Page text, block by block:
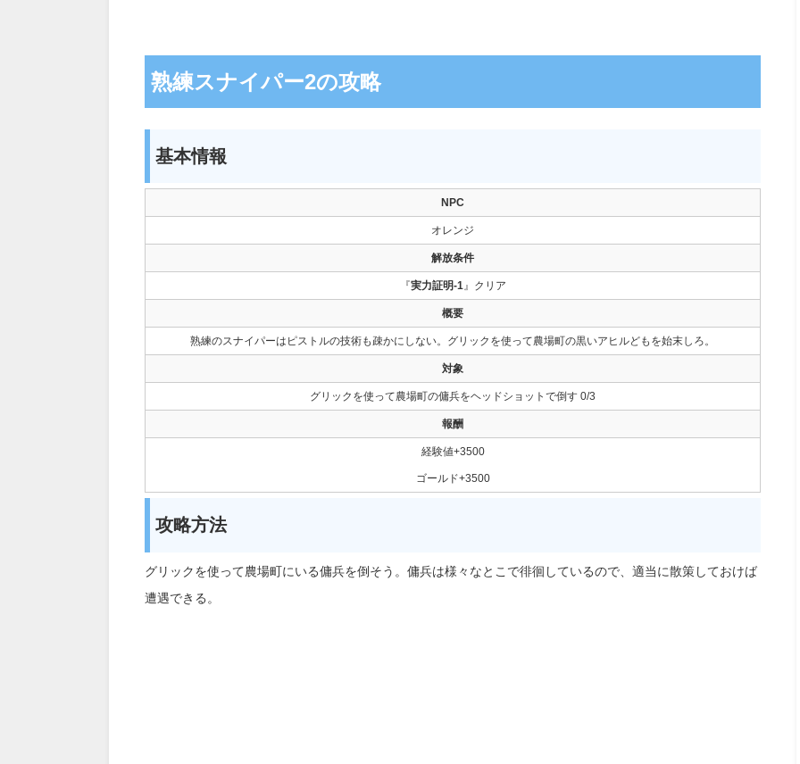
熟練スナイパー2の攻略
基本情報
NPC
オレンジ
解放条件
『実力証明-1 』クリア
概要
熟練のスナイパーはピストルの技術も疎かにしない。グリックを使って農場町の黒いアヒルどもを始末しろ。
対象
グリックを使って農場町の傭兵をヘッドショットで倒す 0/3
報酬
経験値+3500
ゴールド+3500
攻略方法
グリックを使って農場町にいる傭兵を倒そう。傭兵は様々なとこで徘徊しているので、適当に散策しておけば
遭遇できる。